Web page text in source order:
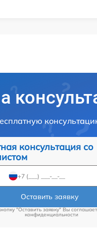
консультация со
Оставить заявку
"Оставить заявку" Вы
конфиденциальности